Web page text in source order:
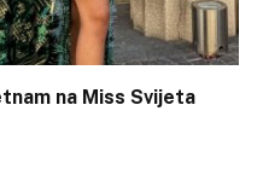
na Miss Svijeta